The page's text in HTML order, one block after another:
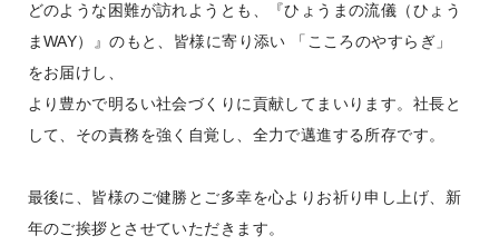
どのような困難が訪れようとも、『ひょうまの流儀（ひょう
まWAY）』のもと、皆様に寄り添い 「こころのやすらぎ」
をお届けし、
より豊かで明るい社会づくりに貢献してまいります。社長と
して、その責務を強く自覚し、全力で邁進する所存です。
最後に、皆様のご健勝とご多幸を心よりお祈り申し上げ、新
年のご挨拶とさせていただきます。